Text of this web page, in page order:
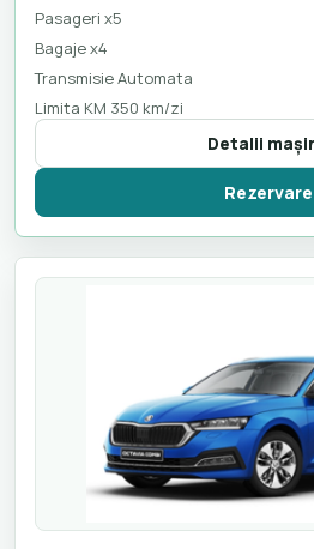
Pasageri x5
Bagaje x4
Transmisie Automata
Limita KM 350 km/zi
Detalii
Rezervare